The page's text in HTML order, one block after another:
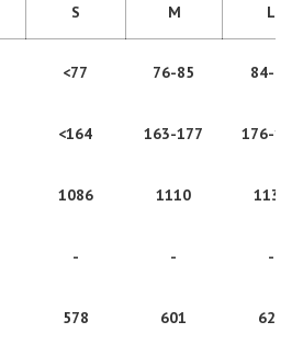
S M L
<77 76-85 84-89
<164 163-177 176-186
1086 1110 1131
- - -
578 601 621